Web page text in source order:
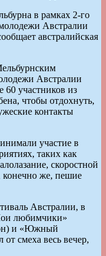
в рамках 2-го
Австралии
австралийская
Австралии
участников из
чтобы отдохнуть,
контакты
участие в
таких как
скоростной
конечно же, пешие
Австралии, в
любимчики»
и «Южный
смеха весь вечер,